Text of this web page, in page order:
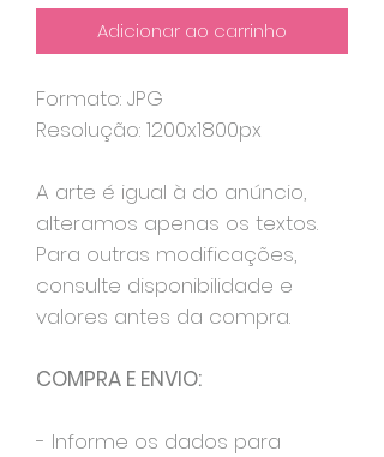
Adicionar ao carrinho
Formato: JPG
Resolução: 1200x1800px
A arte é igual à do anúncio,
alteramos apenas os textos.
Para outras modificações,
consulte disponibilidade e
valores antes da compra.
COMPRA E ENVIO:
- Informe os dados para